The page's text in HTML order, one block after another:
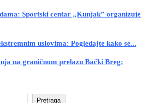
Sportski centar „Kunjak” organizuje
uslovima: Pogledajte kako se...
na graničnom prelazu Bački Breg:
Pretraga